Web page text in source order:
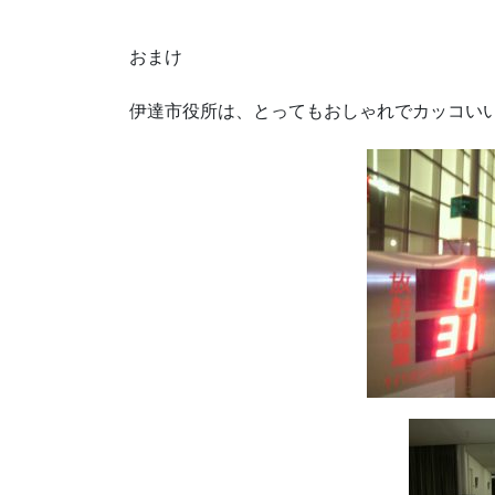
おまけ
伊達市役所は、とってもおしゃれでカッコい